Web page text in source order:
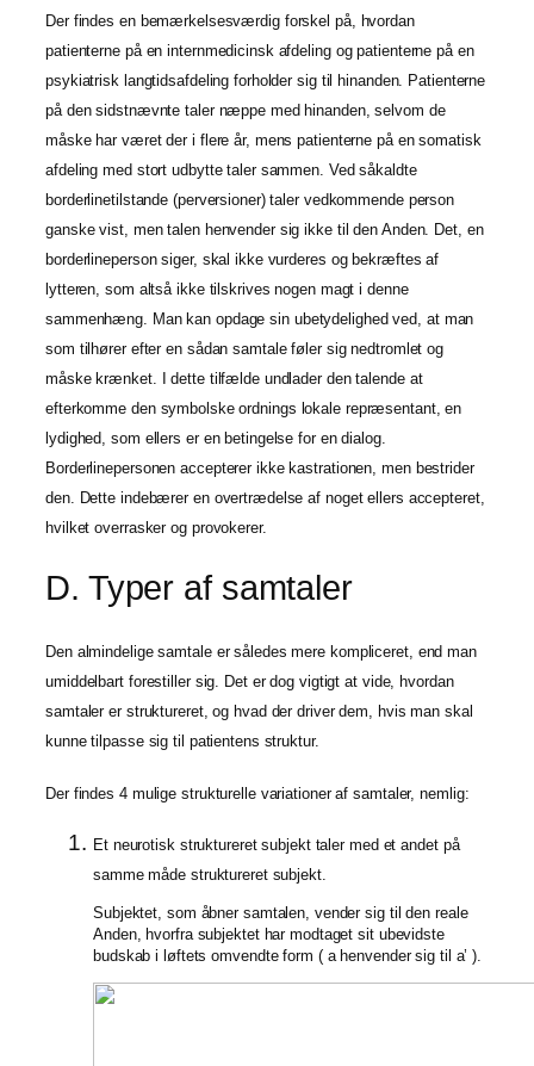
Der findes en bemærkelsesværdig forskel på, hvordan
patienterne på en internmedicinsk afdeling og patienterne på en
psykiatrisk langtidsafdeling forholder sig til hinanden. Patienterne
på den sidstnævnte taler næppe med hinanden, selvom de
måske har været der i flere år, mens patienterne på en somatisk
afdeling med stort udbytte taler sammen. Ved såkaldte
borderlinetilstande (perversioner) taler vedkommende person
ganske vist, men talen henvender sig ikke til den Anden. Det, en
borderlineperson siger, skal ikke vurderes og bekræftes af
lytteren, som altså ikke tilskrives nogen magt i denne
sammenhæng. Man kan opdage sin ubetydelighed ved, at man
som tilhører efter en sådan samtale føler sig nedtromlet og
måske krænket. I dette tilfælde undlader den talende at
efterkomme den symbolske ordnings lokale repræsentant, en
lydighed, som ellers er en betingelse for en dialog.
Borderlinepersonen accepterer ikke kastrationen, men bestrider
den. Dette indebærer en overtrædelse af noget ellers accepteret,
hvilket overrasker og provokerer.
D. Typer af samtaler
Den almindelige samtale er således mere kompliceret, end man
umiddelbart forestiller sig. Det er dog vigtigt at vide, hvordan
samtaler er struktureret, og hvad der driver dem, hvis man skal
kunne tilpasse sig til patientens struktur.
Der findes 4 mulige strukturelle variationer af samtaler, nemlig:
Et neurotisk struktureret subjekt taler med et andet på
samme måde struktureret subjekt.
Subjektet, som åbner samtalen, vender sig til den reale
Anden, hvorfra subjektet har modtaget sit ubevidste
budskab i løftets omvendte form ( a henvender sig til a’ ).